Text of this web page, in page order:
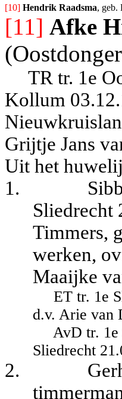
[10] Hendrik Raadsma, geb.
[11] Afke
TR tr. 1e
Kollum
Grijtje Jans
Uit het
1.
Sliedrecht
Timmers,
werken,
Maaijke
ET tr. 1e
d.v. Arie van
AvD tr. 1e
Sliedrecht
2.